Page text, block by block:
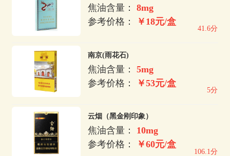
焦油含量：8mg
参考价格：
￥18元/盒
41.6分
南京(雨花石)
焦油含量：5mg
参考价格：
￥53元/盒
5分
云烟（黑金刚印象）
焦油含量： 10mg
参考价格：
￥60元/盒
106.1分